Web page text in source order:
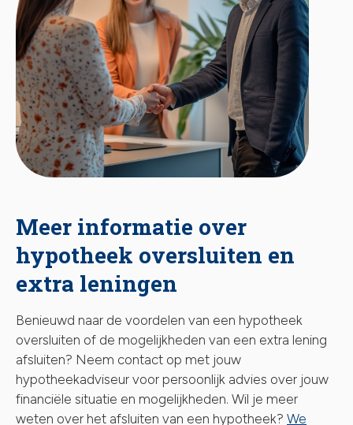
Meer informatie over
hypotheek oversluiten en
extra leningen
Benieuwd naar de voordelen van een hypotheek
oversluiten of de mogelijkheden van een extra lening
afsluiten? Neem contact op met jouw
hypotheekadviseur voor persoonlijk advies over jouw
financiële situatie en mogelijkheden. Wil je meer
weten over het afsluiten van een hypotheek? We